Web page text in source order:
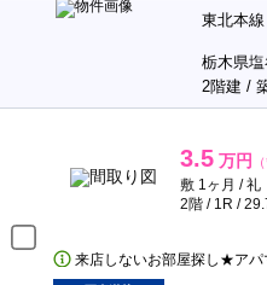
東北本
栃木県
2階建 /
3.5 万円
敷 1ヶ月 / 礼
2階 / 1R /
来店しないお部屋探し★アパ